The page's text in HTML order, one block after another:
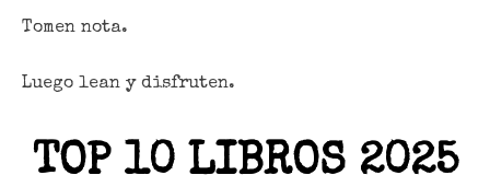
Tomen nota.
Luego lean y disfruten.
TOP 10 LIBROS 2025